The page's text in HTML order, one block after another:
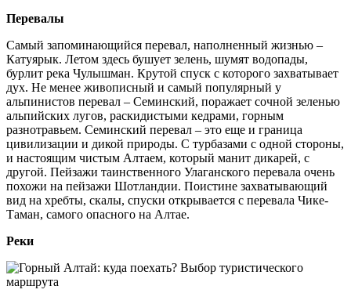
Перевалы
Самый запоминающийся перевал, наполненный жизнью –
Катуярык. Летом здесь бушует зелень, шумят водопады,
бурлит река Чулышман. Крутой спуск с которого захватывает
дух. Не менее живописный и самый популярный у
альпинистов перевал – Семинский, поражает сочной зеленью
альпийских лугов, раскидистыми кедрами, горным
разнотравьем. Семинский перевал – это еще и граница
цивилизации и дикой природы. С турбазами с одной стороны,
и настоящим чистым Алтаем, который манит дикарей, с
другой. Пейзажи таинственного Улаганского перевала очень
похожи на пейзажи Шотландии. Поистине захватывающий
вид на хребты, скалы, спуски открывается с перевала Чике-
Таман, самого опасного на Алтае.
Реки